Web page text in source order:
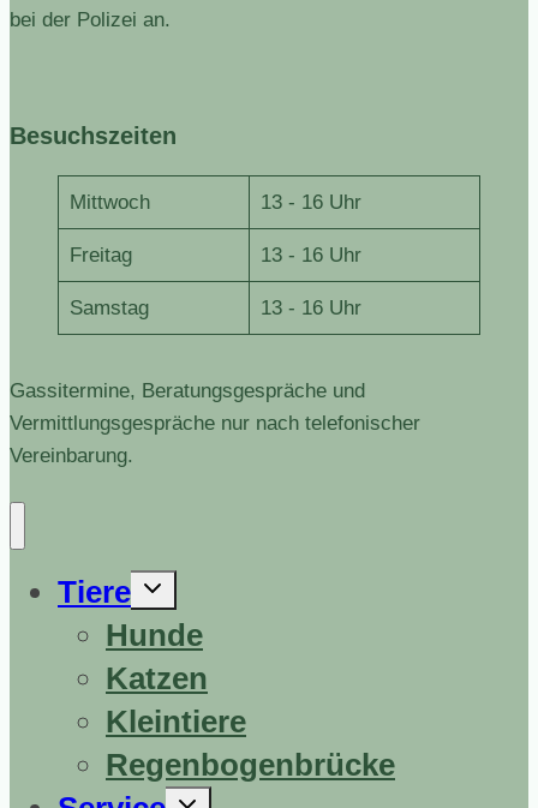
bei der Polizei an.
Besuchszeiten
Mittwoch 13 - 16 Uhr
Freitag 13 - 16 Uhr
Samstag 13 - 16 Uhr
Gassitermine, Beratungsgespräche und
Vermittlungsgespräche nur nach telefonischer
Vereinbarung.
Tiere
Untermenü
erweitern
Hunde
Katzen
Kleintiere
Regenbogenbrücke
Untermenü